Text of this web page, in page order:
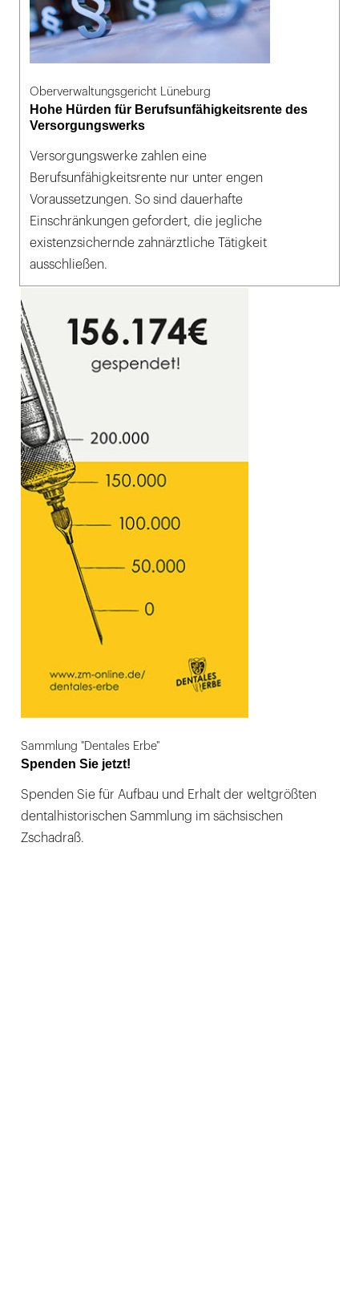
Oberverwaltungsgericht Lüneburg
Hohe Hürden für Berufsunfähigkeitsrente des
Versorgungswerks
Versorgungswerke zahlen eine
Berufsunfähigkeitsrente nur unter engen
Voraussetzungen. So sind dauerhafte
Einschränkungen gefordert, die jegliche
existenzsichernde zahnärztliche Tätigkeit
ausschließen.
Sammlung "Dentales Erbe"
Spenden Sie jetzt!
Spenden Sie für Aufbau und Erhalt der weltgrößten
dentalhistorischen Sammlung im sächsischen
Zschadraß.